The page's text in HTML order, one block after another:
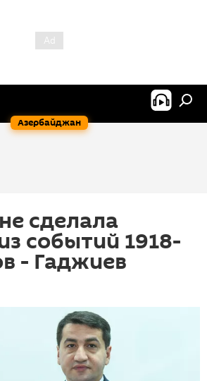
Азербайджан
сделала
событий 1918-
- Гаджиев